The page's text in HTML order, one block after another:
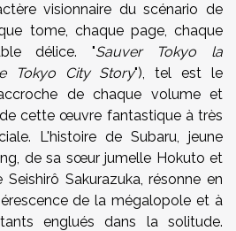
visionnaire du scénario de
tome, chaque page, chaque
délice. "Sauver Tokyo la
Tokyo City Story"), tel est le
de chaque volume et
cette œuvre fantastique à très
L'histoire de Subaru, jeune
de sa sœur jumelle Hokuto et
Sakurazuka, résonne en
de la mégalopole et à
englués dans la solitude.